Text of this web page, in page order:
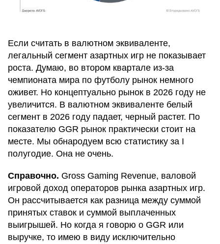
Если считать в валютном эквиваленте,
легальный сегмент азартных игр не показывает
роста. Думаю, во втором квартале из-за
чемпионата мира по футболу рынок немного
оживет. Но концептуально рынок в 2026 году не
увеличится. В валютном эквиваленте белый
сегмент в 2026 году падает, черный растет. По
показателю GGR рынок практически стоит на
месте. Мы обнародуем всю статистику за І
полугодие. Она не очень.
Справочно. Gross Gaming Revenue, валовой
игровой доход операторов рынка азартных игр.
Он рассчитывается как разница между суммой
принятых ставок и суммой выплаченных
выигрышей. Но когда я говорю о GGR или
выручке, то имею в виду исключительно